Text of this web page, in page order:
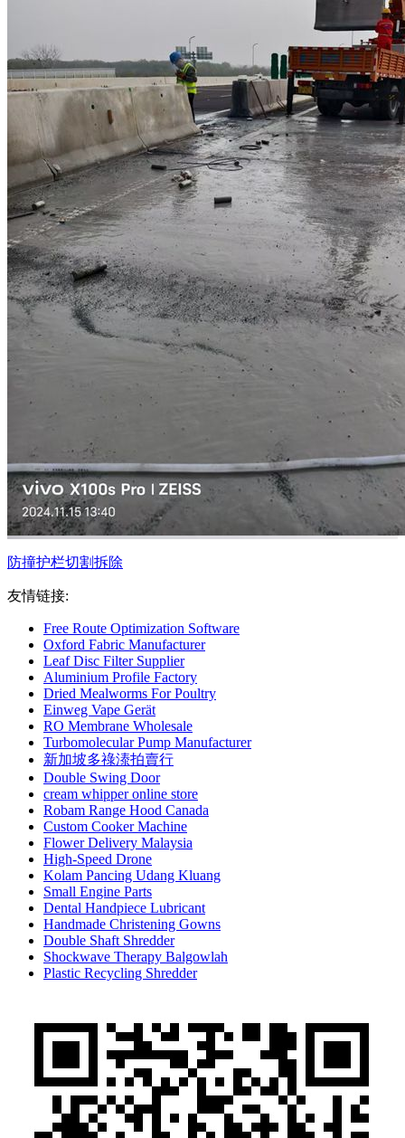
防撞护栏切割拆除
友情链接:
Free Route Optimization Software
Oxford Fabric Manufacturer
Leaf Disc Filter Supplier
Aluminium Profile Factory
Dried Mealworms For Poultry
Einweg Vape Gerät
RO Membrane Wholesale
Turbomolecular Pump Manufacturer
新加坡多祿溙拍賣行
Double Swing Door
cream whipper online store
Robam Range Hood Canada
Custom Cooker Machine
Flower Delivery Malaysia
High-Speed Drone
Kolam Pancing Udang Kluang
Small Engine Parts
Dental Handpiece Lubricant
Handmade Christening Gowns
Double Shaft Shredder
Shockwave Therapy Balgowlah
Plastic Recycling Shredder